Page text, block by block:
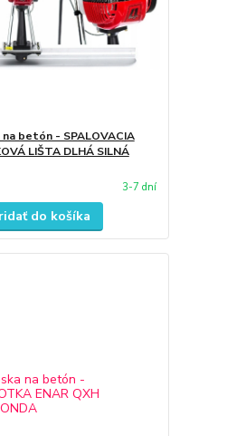
betón - SPALOVACIA
LIŠTA DLHÁ SILNÁ
3-7 dní
do košíka